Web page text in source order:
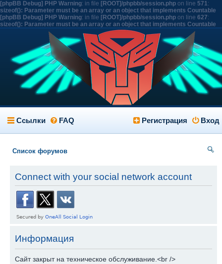
[phpBB Debug] PHP Warning: in file [ROOT]/phpbb/session.php on line 571:
sizeof(): Parameter must be an array or an object that implements Countable
[phpBB Debug] PHP Warning: in file [ROOT]/phpbb/session.php on line 627:
sizeof(): Parameter must be an array or an object that implements Countable
Ссылки FAQ Вход
Регистрация
Список форумов
Connect with your social network account
Информация
Сайт закрыт на техническое обслуживание.<br />